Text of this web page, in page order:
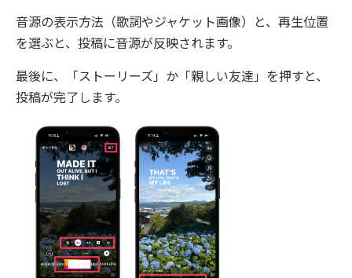
音源の表示方法（歌詞やジャケット画像）と、再生位置
を選ぶと、投稿に音源が反映されます。
最後に、「ストーリーズ」か「親しい友達」を押すと、
投稿が完了します。